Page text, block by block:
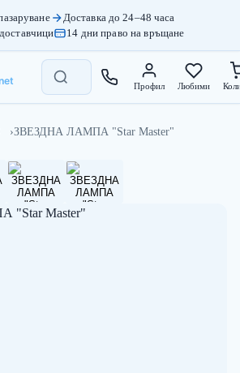
Доставка до 24–48 часа
14 дни право на връщане
Профил Любими
ЗВЕЗДНА ЛАМПА "Star Master"